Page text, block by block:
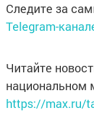
Следите за
Telegram-
Читайте
национальном
https://max.ru/